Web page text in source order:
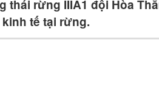
thái rừng IIIA1 đội Hòa
tế tại rừng.